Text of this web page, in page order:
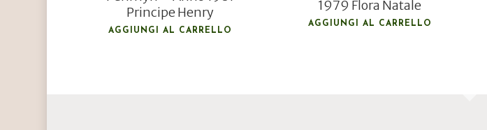
Principe Henry
AGGIUNGI AL CARRELLO
1979 Flora Natale
AGGIUNGI AL CARRELLO